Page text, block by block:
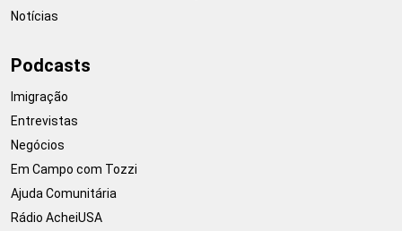
Notícias
Podcasts
Imigração
Entrevistas
Negócios
Em Campo com Tozzi
Ajuda Comunitária
Rádio AcheiUSA